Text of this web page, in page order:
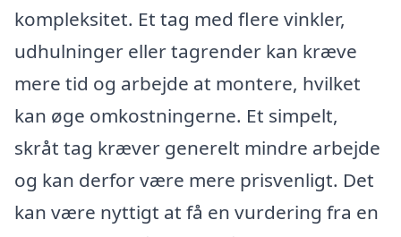
kompleksitet. Et tag med flere vinkler,
udhulninger eller tagrender kan kræve
mere tid og arbejde at montere, hvilket
kan øge omkostningerne. Et simpelt,
skråt tag kræver generelt mindre arbejde
og kan derfor være mere prisvenligt. Det
kan være nyttigt at få en vurdering fra en